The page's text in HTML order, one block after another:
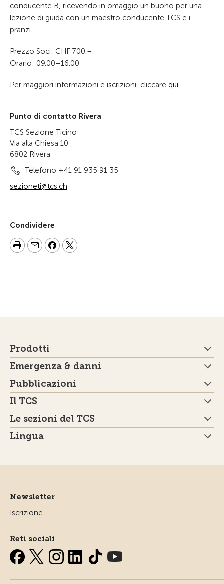
conducente B, ricevendo in omaggio un buono per una
lezione di guida con un maestro conducente TCS e i
pranzi.
Prezzo Soci: CHF 700.–
Orario: 09.00–16.00
Per maggiori informazioni e iscrizioni, cliccare qui.
Punto di contatto Rivera
TCS Sezione Ticino
Via alla Chiesa 10
6802 Rivera
Telefono +41 91 935 91 35
sezioneti@tcs.ch
Condividere
Prodotti
Emergenza & danni
Pubblicazioni
Il TCS
Le sezioni del TCS
Lingua
Newsletter
Iscrizione
Reti sociali